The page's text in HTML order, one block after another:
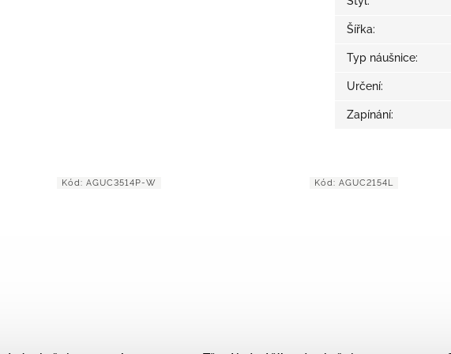
Šířka:
Typ náušnice:
Určení:
Zapínání:
Kód:AGUC2154L Kód:AGUC1158